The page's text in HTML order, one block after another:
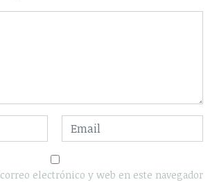
electrónico y web en este navegador